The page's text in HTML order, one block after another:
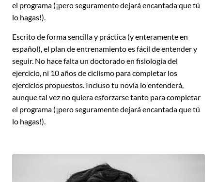
el programa (¡pero seguramente dejará encantada que tú
lo hagas!).
Escrito de forma sencilla y práctica (y enteramente en
español), el plan de entrenamiento es fácil de entender y
seguir. No hace falta un doctorado en fisiología del
ejercicio, ni 10 años de ciclismo para completar los
ejercicios propuestos. Incluso tu novia lo entenderá,
aunque tal vez no quiera esforzarse tanto para completar
el programa (¡pero seguramente dejará encantada que tú
lo hagas!).